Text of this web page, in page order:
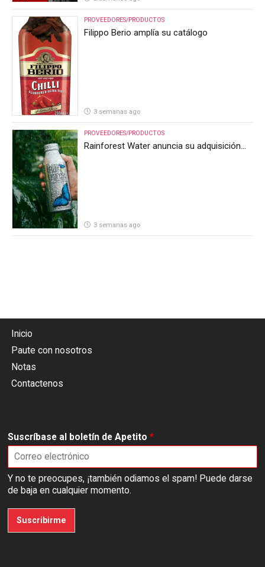
PROVEEDORES/PRODUCTOS
Filippo Berio amplía su catálogo
3 semanas ago
PROVEEDORES/PRODUCTOS
Rainforest Water anuncia su adquisición
3 semanas ago
Inicio
Paute con nosotros
Notas
Contactenos
Suscríbase al boletín de Apetito *
Y no te preocupes, ¡también odiamos el spam! Puede darse
de baja en cualquier momento.
Suscribirme